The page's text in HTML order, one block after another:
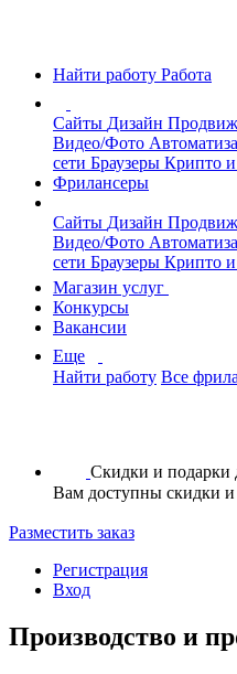
Найти работу Работа
Сайты Дизайн
Видео/Фото
сети Браузеры Крипто и
Фрилансеры
Сайты Дизайн
Видео/Фото
сети Браузеры Крипто и
Магазин услуг
Конкурсы
Вакансии
Еще
Найти работу Все
Скидки и подарки
Вам доступны скидки и
Разместить заказ
Регистрация
Вход
Производство и